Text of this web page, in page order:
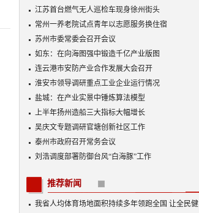
入局AI顶层赛道
江苏首台燃气无人巡检车现身徐州街头
常州一养老院试点青年以志愿服务换住宿
苏州市委常委会召开会议
如东：在向海图强中锻造千亿产业版图
连云港市安防产业合作发展大会召开
淮安市领导调研重点工业企业运行情况
盐城：在产业实景中锤炼算法模型
上半年扬州造船三大指标大幅增长
吴庆文专题调研官塘创新社区工作
泰州市政府召开常务会议
刘浩调度部署防御台风“白海豚”工作
推荐新闻
我省人均体育场地面积持续多年领跑全国 让全民健